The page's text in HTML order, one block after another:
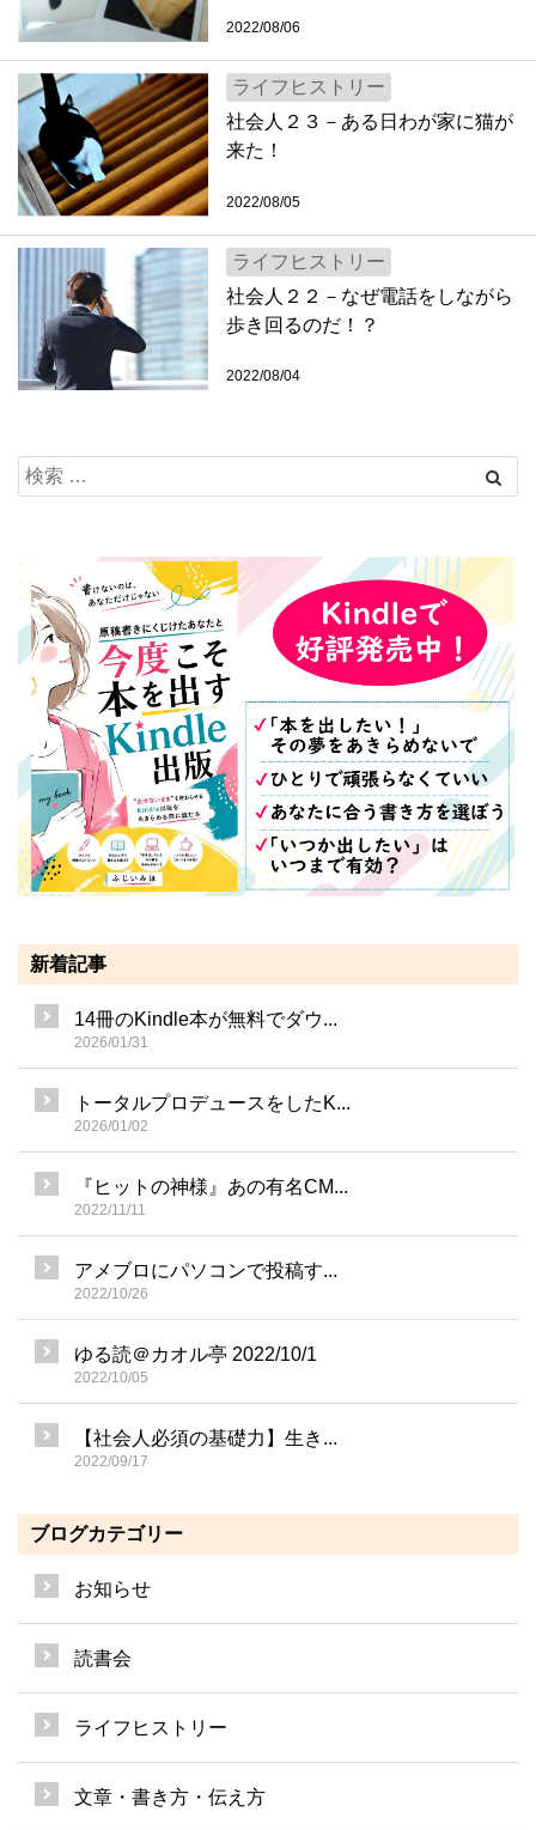
2022/08/06
ライフヒストリー
2022/08/05
社会人２３－ある日わが家に猫が
来た！
ライフヒストリー
2022/08/04
社会人２２－なぜ電話をしながら
歩き回るのだ！？
新着記事
14冊のKindle本が無料でダウ...
2026/01/31
トータルプロデュースをしたK...
2026/01/02
『ヒットの神様』あの有名CM...
2022/11/11
アメブロにパソコンで投稿す...
2022/10/26
ゆる読＠カオル亭 2022/10/1
2022/10/05
【社会人必須の基礎力】生き...
2022/09/17
ブログカテゴリー
お知らせ
読書会
ライフヒストリー
文章・書き方・伝え方